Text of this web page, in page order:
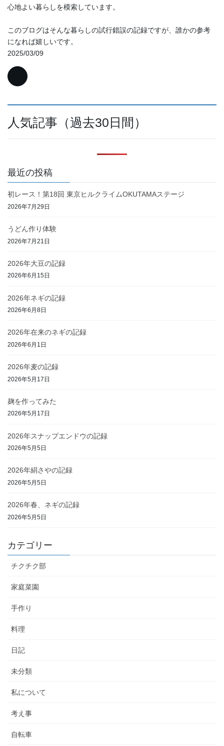
心地よい暮らしを模索しています。
このブログはそんな暮らしの試行錯誤の記録ですが、誰かの参考
になれば嬉しいです。
2025/03/09
人気記事（過去30日間）
最近の投稿
初レース！第18回 東京ヒルクライムOKUTAMAステージ
2026年7月29日
うどん作り体験
2026年7月21日
2026年大豆の記録
2026年6月15日
2026年ネギの記録
2026年6月8日
2026年在来のネギの記録
2026年6月1日
2026年麦の記録
2026年5月17日
麹を作ってみた
2026年5月17日
2026年スナップエンドウの記録
2026年5月5日
2026年絹さやの記録
2026年5月5日
2026年春、ネギの記録
2026年5月5日
カテゴリー
チクチク部
家庭菜園
手作り
料理
日記
未分類
私について
考え事
自転車